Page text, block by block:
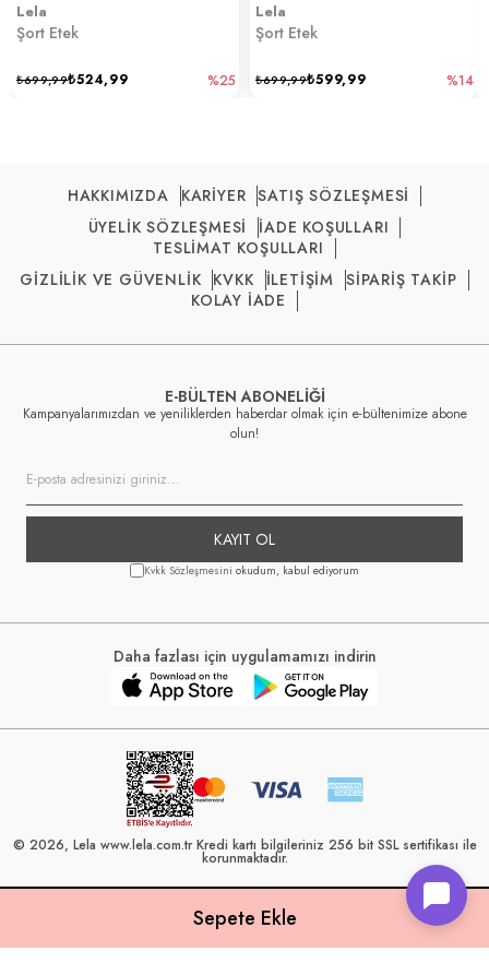
Lela
Şort Etek
₺524,99
₺699,99 %25
Lela
Şort Etek
₺599,99
₺699,99 %14
HAKKIMIZDA KARİYER SATIŞ SÖZLEŞMESİ
ÜYELİK SÖZLEŞMESİ
İADE KOŞULLARI
TESLİMAT KOŞULLARI
GİZLİLİK VE GÜVENLİK KVKK İLETİŞİM
SİPARİŞ TAKİP
KOLAY İADE
E-BÜLTEN ABONELİĞİ
Kampanyalarımızdan ve yeniliklerden haberdar olmak için e-bültenimize abone
olun!
KAYIT OL
Kvkk Sözleşmesini okudum, kabul ediyorum
Daha fazlası için uygulamamızı indirin
© 2026, Lela www.lela.com.tr Kredi kartı bilgileriniz 256 bit SSL sertifikası ile
korunmaktadır.
Lela, 40 yılı aşkın perakende geçmişine sahip ve Türkiye’nin çeşitli illerinde
22 şubesi bulunan Çetin Family Mağazacılık tarafından kurulmuştur.